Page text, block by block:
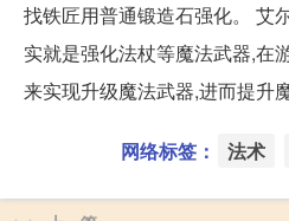
找铁匠用普通锻造石强化。 艾
实就是强化法杖等魔法武器,在
来实现升级魔法武器,进而提升
网络标签： 法术